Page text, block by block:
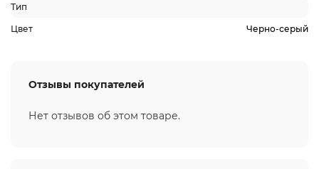
Тип
Цвет Черно-серый
Отзывы покупателей
Нет отзывов об этом товаре.